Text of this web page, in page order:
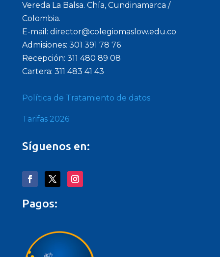
Vereda La Balsa. Chía, Cundinamarca /
Colombia.
E-mail: director@colegiomaslow.edu.co
Admisiones: 301 391 78 76
Recepción: 311 480 89 08
Cartera: 311 483 41 43
Política de Tratamiento de datos
Tarifas 2026
Síguenos en:
Pagos: